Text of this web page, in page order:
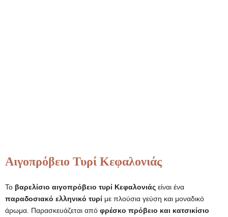
Αιγοπρόβειο Τυρί Κεφαλονιάς
Το βαρελίσιο αιγοπρόβειο τυρί Κεφαλονιάς είναι ένα
παραδοσιακό ελληνικό τυρί με πλούσια γεύση και μοναδικό
άρωμα. Παρασκευάζεται από φρέσκο πρόβειο και κατσικίσιο